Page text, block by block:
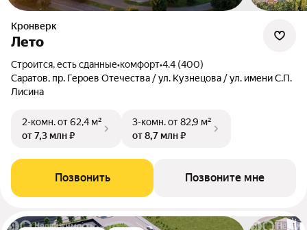
Кронверк
Лето
Строится, есть сданные•комфорт•4.4 (400)
Саратов, пр. Героев Отечества / ул. Кузнецова / ул. имени С.П.
Лисина
2-комн.от 62,4 м²
от 7,3 млн ₽
3-комн.от 82,9 м²
от 8,7 млн ₽
Позвонить Позвоните мне